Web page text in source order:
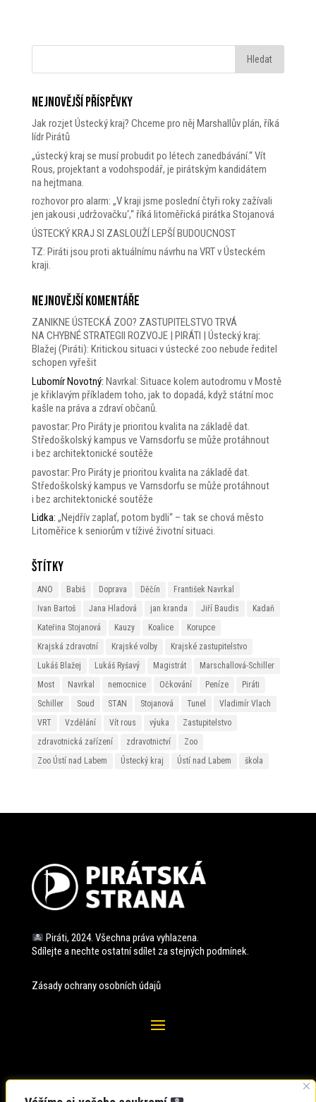
Nejnovější příspěvky
Jak rozjet Ústecký kraj? Chceme pro něj Marshallův plán, říká
lídr Pirátů
„ústecký kraj se musí probudit po létech zanedbávání.“ Vít
Rous, projektant a vodohspodář, je pirátským kandidátem
na hejtmana.
rozhovor pro alarm: „V kraji jsme poslední čtyři roky zažívali
jen jakousi ‚udržovačku‘,“ říká litoměřická pirátka Stojanová
ÚSTECKÝ KRAJ SI ZASLOUŽÍ LEPŠÍ BUDOUCNOST
TZ: Piráti jsou proti aktuálnímu návrhu na VRT v Ústeckém
kraji.
Nejnovější komentáře
ZANIKNE ÚSTECKÁ ZOO? ZASTUPITELSTVO TRVÁ
NA CHYBNÉ STRATEGII ROZVOJE | PIRÁTI | Ústecký kraj:
Blažej (Piráti): Kritickou situaci v ústecké zoo nebude ředitel
schopen vyřešit
Lubomír Novotný: Navrkal: Situace kolem autodromu v Mostě
je křiklavým příkladem toho, jak to dopadá, když státní moc
kašle na práva a zdraví občanů.
pavostar: Pro Piráty je prioritou kvalita na základě dat.
Středoškolský kampus ve Varnsdorfu se může protáhnout
i bez architektonické soutěže
pavostar: Pro Piráty je prioritou kvalita na základě dat.
Středoškolský kampus ve Varnsdorfu se může protáhnout
i bez architektonické soutěže
Lidka: „Nejdřív zaplať, potom bydli“ – tak se chová město
Litoměřice k seniorům v tíživé životní situaci.
Štítky
ANO Babiš Doprava Děčín
František Navrkal
Ivan Bartoš
Jana Hladová jan kranda Jiří Baudis
Kadaň
Kateřina Stojanová
Kauzy Koalice
Korupce
Krajská zdravotní
Krajské volby
Krajské zastupitelstvo
Lukáš Blažej
Lukáš Ryšavý Magistrát
Marschallová-Schiller
Most
Navrkal nemocnice Očkování Peníze
Piráti
Schiller
Soud STAN Stojanová Tunel
Vladimír Vlach
VRT
Vzdělání Vít rous výuka
Zastupitelstvo
zdravotnická zařízení
zdravotnictví
Zoo
Zoo Ústí nad Labem
Ústecký kraj Ústí nad Labem škola
Piráti, 2024. Všechna práva vyhlazena.
Sdílejte a nechte ostatní sdílet za stejných podmínek.
Zásady ochrany osobních údajů